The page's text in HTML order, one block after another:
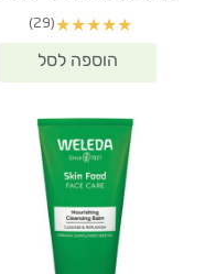
★
★
★
★
★
(29)